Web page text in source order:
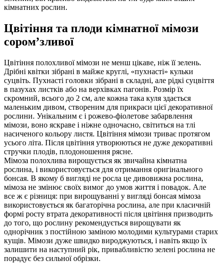
кімнатних рослин.
Цвітіння та плоди кімнатної мімози
сором’зливої
Цвітіння полохливої мімози не менш цікаве, ніж її зелень.
Дрібні квітки зібрані в майже круглі, «пухнасті» кульки
суцвіть. Пухнасті головки зібрані в складні, але рідкі суцвіття
в пазухах листків або на верхівках пагонів. Розмір їх
скромний, всього до 2 см, але кожна така куля здається
маленьким дивом, створеним для прикраси цієї декоративної
рослини. Унікальним є і рожево-фіолетове забарвлення
мімози, воно яскраве і ніжне одночасно, світиться на тлі
насиченого кольору листя. Цвітіння мімози триває протягом
усього літа. Після цвітіння утворюються не дуже декоративні
стручки плодів, плодоношення рясне.
Мімоза полохлива вирощується як звичайна кімнатна
рослина, і використовується для отримання оригінального
бонсая. В якому б вигляді не росла це дивовижна рослина,
мімоза не змінює своїх вимог до умов життя і повадок. Але
все ж є різниця: при вирощуванні у вигляді бонсая мімоза
використовується як багаторічна рослина, але при класичній
формі росту втрата декоративності після цвітіння призводить
до того, що рослину рекомендується вирощувати як
однорічник з постійною заміною молодими культурами старих
кущів. Мімози дуже швидко вироджуються, і навіть якщо їх
залишити на наступний рік, привабливістю зелені рослина не
порадує без сильної обрізки.